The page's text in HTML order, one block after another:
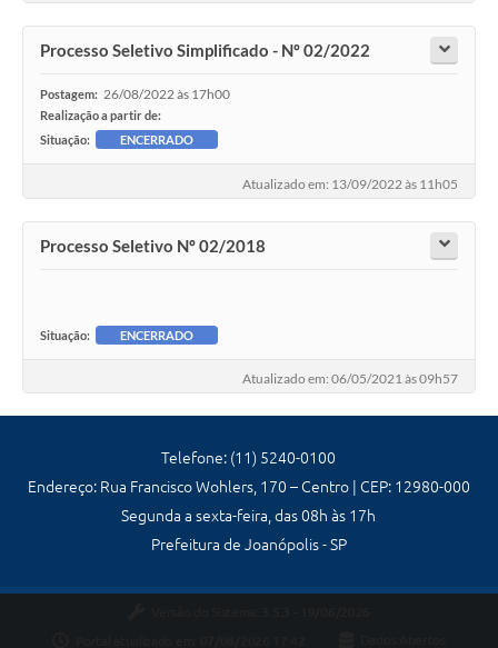
Processo Seletivo Simplificado - Nº 02/2022
Postagem: 26/08/2022 às 17h00
Realização a partir de:
Situação:
ENCERRADO
Atualizado em: 13/09/2022 às 11h05
Processo Seletivo Nº 02/2018
Situação: ENCERRADO
Atualizado em: 06/05/2021 às 09h57
Telefone: (11) 5240-0100
Endereço: Rua Francisco Wohlers, 170 – Centro | CEP: 12980-000
Segunda a sexta-feira, das 08h às 17h
Prefeitura de Joanópolis - SP